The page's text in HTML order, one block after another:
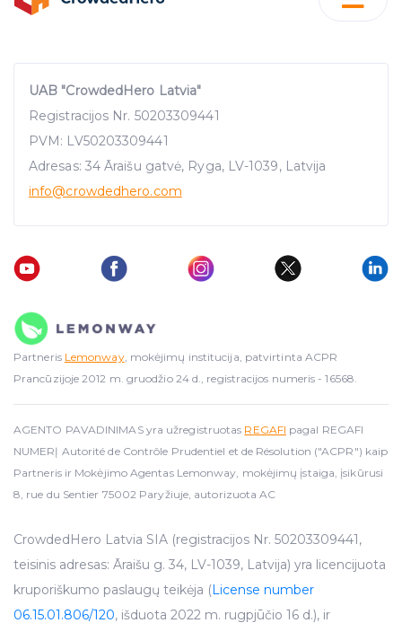
UAB "CrowdedHero Latvia"
Registracijos Nr. 50203309441
PVM: LV50203309441
Adresas: 34 Āraišu gatvė, Ryga, LV-1039, Latvija
info@crowdedhero.com
Partneris Lemonway, mokėjimų institucija, patvirtinta ACPR
Prancūzijoje 2012 m. gruodžio 24 d., registracijos numeris - 16568.
AGENTO PAVADINIMAS yra užregistruotas REGAFI pagal REGAFI
NUMERĮ Autorité de Contrôle Prudentiel et de Résolution ("ACPR") kaip
Partneris ir Mokėjimo Agentas Lemonway, mokėjimų įstaiga, įsikūrusi
8, rue du Sentier 75002 Paryžiuje, autorizuota AC
CrowdedHero Latvia SIA (registracijos Nr. 50203309441,
teisinis adresas: Āraišu g. 34, LV-1039, Latvija) yra licencijuota
kruporiškumo paslaugų teikėja (License number
06.15.01.806/120, išduota 2022 m. rugpjūčio 16 d.), ir